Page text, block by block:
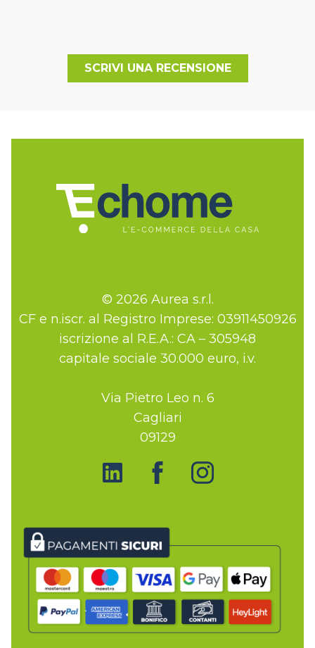
SCRIVI UNA RECENSIONE
© 2026 Aurea s.r.l.
CF e n.iscr. al Registro Imprese: 03911450926
iscrizione al R.E.A.: CA – 305948
capitale sociale 30.000 euro, i.v.
Via Pietro Leo n. 6
Cagliari
09129